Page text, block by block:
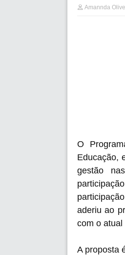
Amannda
O
Educação,
gestão
aderiu ao
com o atual
A proposta